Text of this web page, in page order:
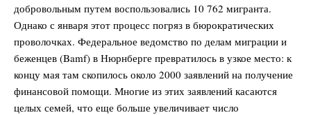
добровольным путем воспользовались 10 762 мигранта.
Однако с января этот процесс погряз в бюрократических
проволочках. Федеральное ведомство по делам миграции и
беженцев (Bamf) в Нюрнберге превратилось в узкое место: к
концу мая там скопилось около 2000 заявлений на получение
финансовой помощи. Многие из этих заявлений касаются
целых семей, что еще больше увеличивает число